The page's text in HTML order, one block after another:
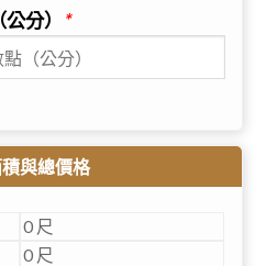
分） *
與總價格
0 尺
0 尺